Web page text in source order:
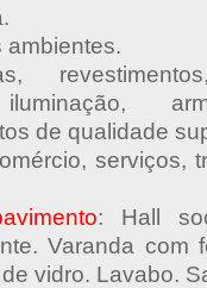
ambientes.
de qualidade
serviços,
: Hall
Varanda com
vidro. Lavabo.